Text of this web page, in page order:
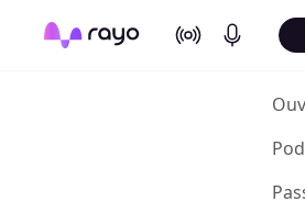
On Air Podcasts